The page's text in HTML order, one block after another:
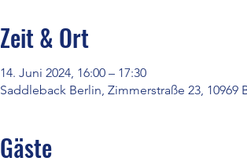
Zeit & Ort
14. Juni 2024, 16:00 – 17:30
Saddleback Berlin, Zimmerstraße 23, 10969
Gäste